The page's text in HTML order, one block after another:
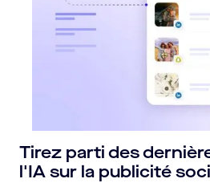
Tirez parti des
l'IA sur la publicité